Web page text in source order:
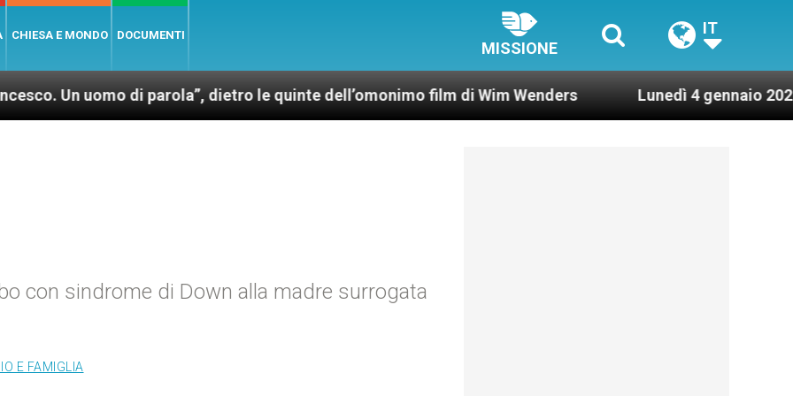
CHIESA E MONDO DOCUMENTI
MISSIONE
IT
uomo di parola”, dietro le quinte dell’omonimo film di Wim Wenders Lunedì 4 gennaio 2021:
con sindrome di Down alla madre surrogata
E FAMIGLIA